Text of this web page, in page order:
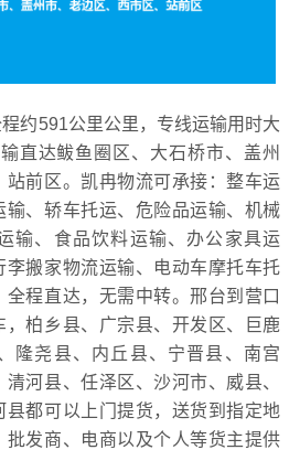
约591公里公里，专线运输用时大
直达鲅鱼圈区、大石桥市、盖州
站前区。凯冉物流可承接：整车运
输、轿车托运、危险品运输、机械
输、食品饮料运输、办公家具运
李搬家物流运输、电动车摩托车托
程直达，无需中转。邢台到营口
，柏乡县、广宗县、开发区、巨鹿
隆尧县、内丘县、宁晋县、南宫
河县、任泽区、沙河市、威县、
县都可以上门提货，送货到指定地
批发商、电商以及个人等货主提供